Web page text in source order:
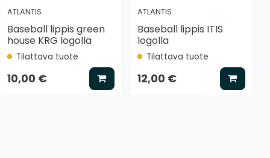
vaihtoehto
ATLANTIS
Baseball lippis green
house KRG logolla
Tilattava tuote
10,00 € Lisää koriin
ATLANTIS
Baseball lippis ITIS
logolla
Tilattava tuote
12,00 € Lisää